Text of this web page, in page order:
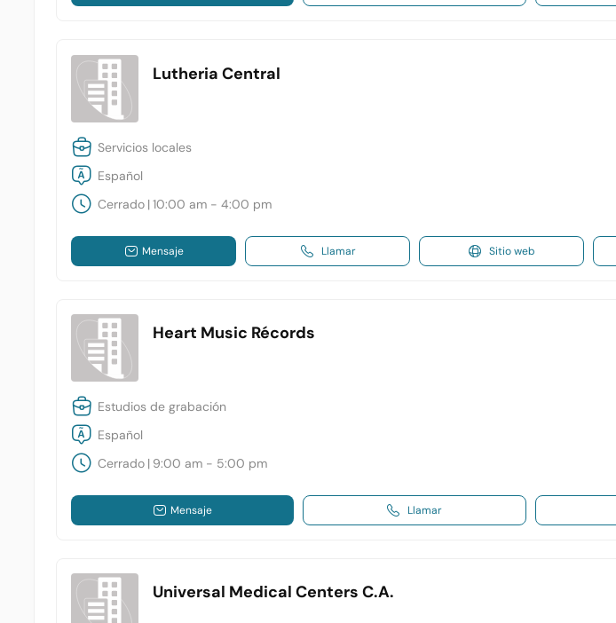
Lutheria Central
Servicios locales
Español
Cerrado |10:00 am - 4:00 pm
Mensaje Llamar Sitio web
Heart Music Récords
Estudios de grabación
Español
Cerrado | 9:00 am - 5:00 pm
Mensaje Llamar
Universal Medical Centers C.A.